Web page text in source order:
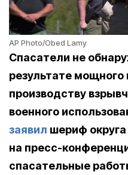
AP Photo/Obed Lamy
Спасатели не
результате мощного
производству
военного
заявил шериф
на пресс-
спасательные